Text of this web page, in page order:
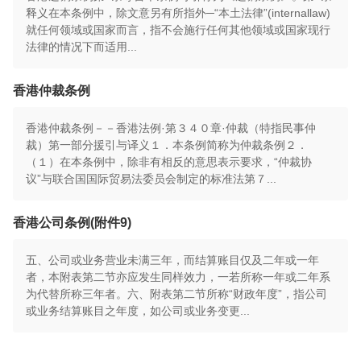
释义在本条例中，除文意另有所指外─“本土法律”(internallaw)
就任何领域或国家而言，指不会施行任何其他领域或国家现行
法律的情况下而适用...
香港仲裁条例
香港仲裁条例－－香港法例·第３４０章·仲裁（特指民事仲
裁）第一部分援引与译义１．本条例简称为仲裁条例２．
（１）在本条例中，除非有相反的意思表示要求，“仲裁协
议”与联合国国际贸易法委员会制定的标准法第７...
香港公司条例(附件9)
五、公司或业务营业未满三年，而结算账目仅及二年或一年
者，本附表第二节亦应发生同样效力，一若所称一年或二年系
为代替所称三年者。六、附表第二节所称“财政年度”，指公司
或业务结算账目之年度，如公司或业务变更...